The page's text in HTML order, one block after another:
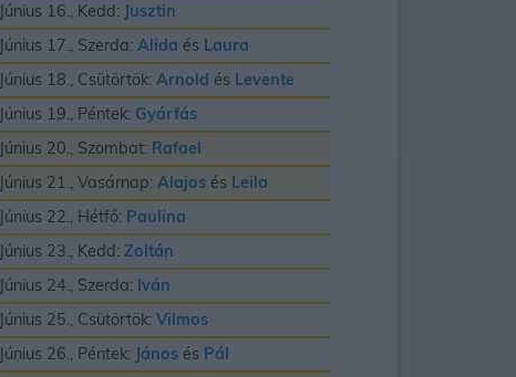
Június 16., Kedd: Jusztin
Június 17., Szerda:Alida és Laura
Június 18., Csütörtök:Arnold és Levente
Június 19., Péntek: Gyárfás
Június 20., Szombat: Rafael
Június 21., Vasárnap:Alajos és Leila
Június 22., Hétfő: Paulina
Június 23., Kedd: Zoltán
Június 24., Szerda: Iván
Június 25., Csütörtök:Vilmos
Június 26., Péntek: János és Pál